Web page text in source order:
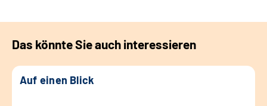
Das könnte Sie auch interessieren
Auf einen Blick